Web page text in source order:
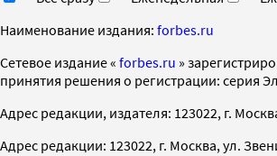
Наименование издания: forbes.ru
Cетевое издание « forbes.ru »
принятия решения о регистрации: серия
Адрес редакции, издателя: 123022, г.
Адрес редакции: 123022, г. Москва, ул.